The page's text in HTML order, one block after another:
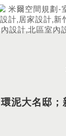
泥大名邸；